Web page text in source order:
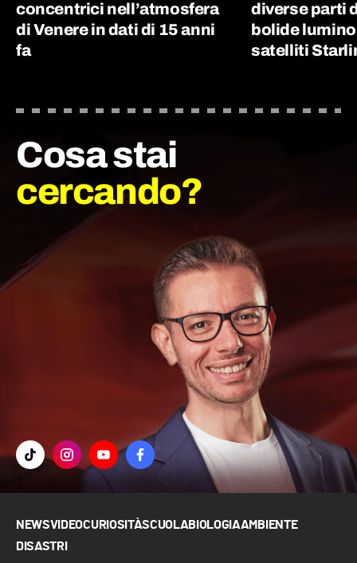
concentrici nell’atmosfera
di Venere in dati di 15 anni
fa
diverse parti
bolide
satelliti
Cosa stai
cercando?
NEWSVIDEOCURIOSITÀSCUOLABIOLOGIAAMBIENTE
DISASTRI